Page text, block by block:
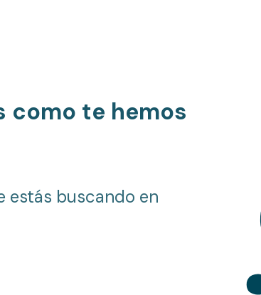
como te hemos
estás buscando en